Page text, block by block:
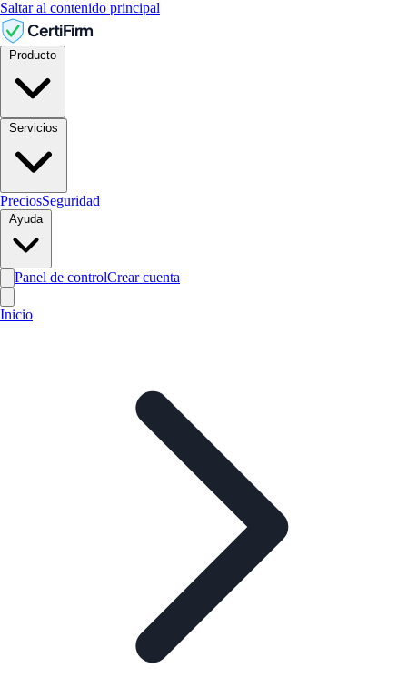
Saltar al contenido principal
CertiFirm
PreciosSeguridad
Ayuda
Panel de controlCrear cuenta
Inicio